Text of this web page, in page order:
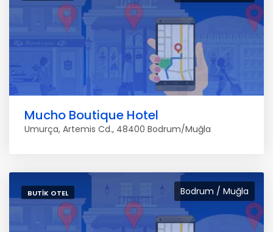
Mucho Boutique Hotel
Umurça, Artemis Cd., 48400 Bodrum/Muğla
Bodrum / Muğla
BUTIK OTEL